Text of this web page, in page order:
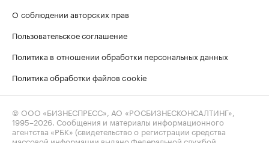
О соблюдении авторских прав
Пользовательское соглашение
Политика в отношении обработки персональных данных
Политика обработки файлов cookie
© ООО «БИЗНЕСПРЕСС», АО «РОСБИЗНЕСКОНСАЛТИНГ»,
1995–2026. Сообщения и материалы информационного
агентства «РБК» (свидетельство о регистрации средства